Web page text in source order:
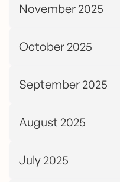
November 2025
October 2025
September 2025
August 2025
July 2025